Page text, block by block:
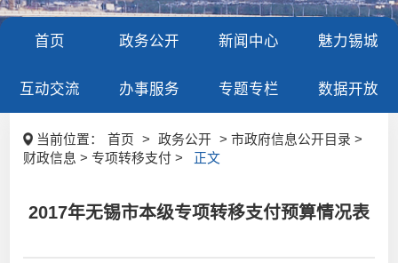
首页 政务公开 新闻中心 魅力锡城
互动交流 办事服务 专题专栏 数据开放
当前位置： 首页 > 政务公开
> 市政府信息公开目录 >
财政信息 > 专项转移支付 >
正文
2017年无锡市本级专项转移支付预算情况表